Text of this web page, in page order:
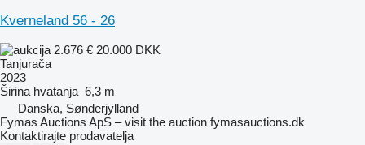
Kverneland 56 - 26
2.676 € 20.000 DKK
Tanjurača
2023
Širina hvatanja 6,3 m
Danska, Sønderjylland
Fymas Auctions ApS – visit the auction fymasauctions.dk
Kontaktirajte prodavatelja